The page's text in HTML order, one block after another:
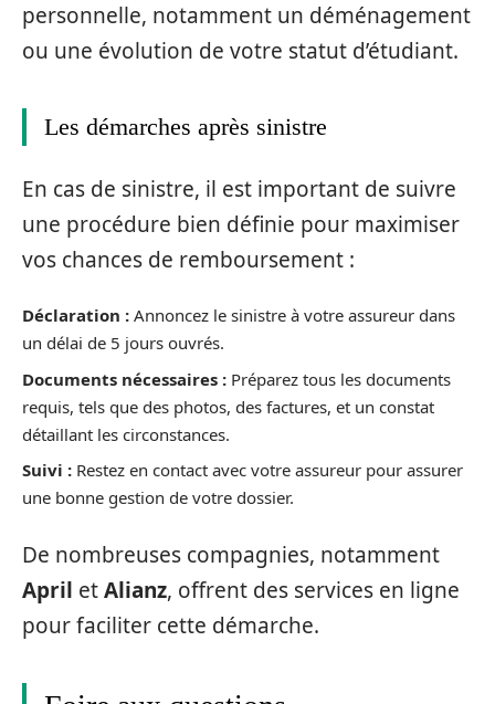
personnelle, notamment un déménagement
ou une évolution de votre statut d’étudiant.
Les démarches après sinistre
En cas de sinistre, il est important de suivre
une procédure bien définie pour maximiser
vos chances de remboursement :
Déclaration : Annoncez le sinistre à votre assureur dans
un délai de 5 jours ouvrés.
Documents nécessaires : Préparez tous les documents
requis, tels que des photos, des factures, et un constat
détaillant les circonstances.
Suivi : Restez en contact avec votre assureur pour assurer
une bonne gestion de votre dossier.
De nombreuses compagnies, notamment
April etAlianz, offrent des services en ligne
pour faciliter cette démarche.